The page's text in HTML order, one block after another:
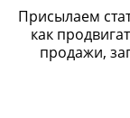
Присылаем
как
продажи,